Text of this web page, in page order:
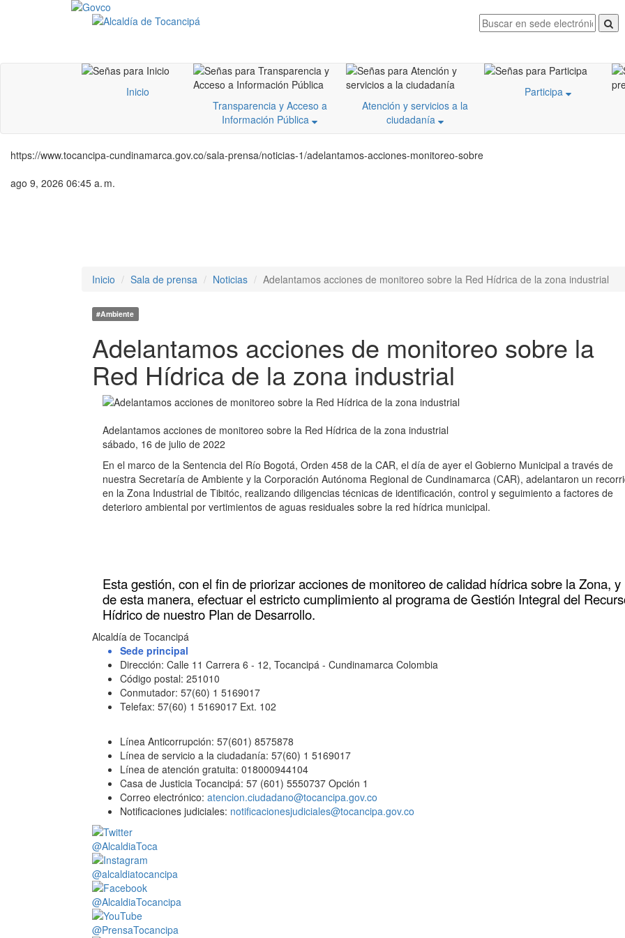
Inicio
Transparencia y Acceso a
Información Pública
Atención y servicios a la
ciudadanía
Participa
https://www.tocancipa-cundinamarca.gov.co/sala-prensa/noticias-1/adelantamos-acciones-monitoreo-sobre
ago 9, 2026 06:45 a. m.
Inicio
Sala de prensa Noticias Adelantamos acciones de monitoreo sobre la Red Hídrica de la zona industrial
#Ambiente
Adelantamos acciones de monitoreo sobre la
Red Hídrica de la zona industrial
Adelantamos acciones de monitoreo sobre la Red Hídrica de la zona industrial
sábado, 16 de julio de 2022
En el marco de la Sentencia del Río Bogotá, Orden 458 de la CAR, el día de ayer el Gobierno Municipal a través de
nuestra Secretaría de Ambiente y la Corporación Autónoma Regional de Cundinamarca (CAR), adelantaron un
en la Zona Industrial de Tibitóc, realizando diligencias técnicas de identificación, control y seguimiento a factores de
deterioro ambiental por vertimientos de aguas residuales sobre la red hídrica municipal.
Esta gestión, con el fin de priorizar acciones de monitoreo de calidad hídrica sobre la Zona, y
de esta manera, efectuar el estricto cumplimiento al programa de Gestión Integral del
Hídrico de nuestro Plan de Desarrollo.
Alcaldía de Tocancipá
Sede principal
Dirección: Calle 11 Carrera 6 - 12, Tocancipá - Cundinamarca Colombia
Código postal: 251010
Conmutador: 57(60) 1 5169017
Telefax: 57(60) 1 5169017 Ext. 102
Línea Anticorrupción: 57(601) 8575878
Línea de servicio a la ciudadanía: 57(60) 1 5169017
Línea de atención gratuita: 018000944104
Casa de Justicia Tocancipá: 57 (601) 5550737 Opción 1
Correo electrónico: atencion.ciudadano@tocancipa.gov.co
Notificaciones judiciales: notificacionesjudiciales@tocancipa.gov.co
@AlcaldiaToca
@alcaldiatocancipa
@AlcaldiaTocancipa
@PrensaTocancipa